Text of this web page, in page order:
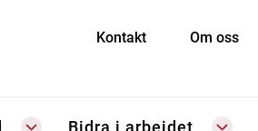
Kontakt Om oss
Bidra i arbeidet